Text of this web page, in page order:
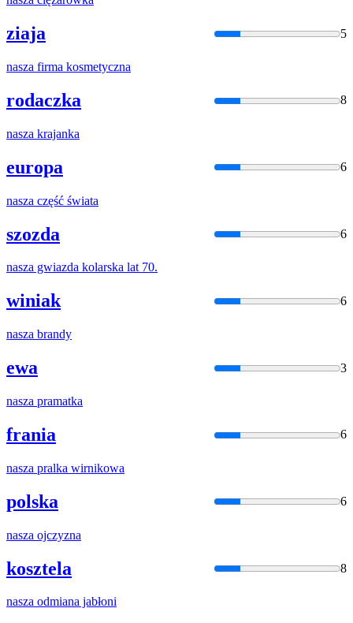
ziaja 5
nasza firma kosmetyczna
rodaczka 8
nasza krajanka
europa 6
nasza część świata
szozda 6
nasza gwiazda kolarska lat 70.
winiak 6
nasza brandy
ewa 3
nasza pramatka
frania 6
nasza pralka wirnikowa
polska 6
nasza ojczyzna
kosztela 8
nasza odmiana jabłoni